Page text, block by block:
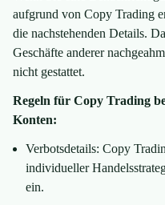
aufgrund von Copy Trading
die nachstehenden Details.
Geschäfte anderer
nicht gestattet.
Regeln für Copy Trading
Konten:
Verbotsdetails: Copy
individueller
ein.